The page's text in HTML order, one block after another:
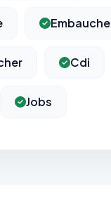
Embauche
Cdi
Jobs